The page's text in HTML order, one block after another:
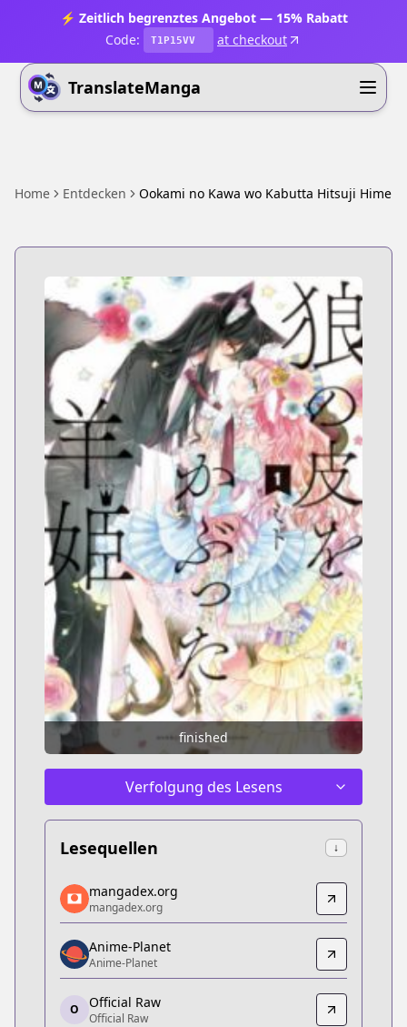
⚡ Zeitlich begrenztes Angebot — 15% Rabatt
Code:
T1P15VV at checkout
TranslateManga
Home Entdecken Ookami no Kawa wo Kabutta Hitsuji Hime
finished
Verfolgung des Lesens
Lesequellen ↓
mangadex.org
mangadex.org
https://mangadex.org/title/6fe56296-e980-4321-
Anime-Planet
Anime-Planet
https://www.anime-planet.com/manga/sheep-
Official Raw
mangadex.org
mangadex.org
Anime-Planet
Anime-Planet
O Official Raw
Official Raw